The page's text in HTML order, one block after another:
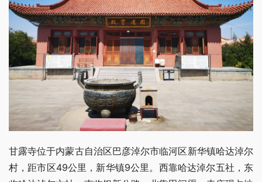
甘露寺位于内蒙古自治区巴彦淖尔市临河区新华镇哈达淖尔
村，距市区49公里，新华镇9公里。西靠哈达淖尔五社，东